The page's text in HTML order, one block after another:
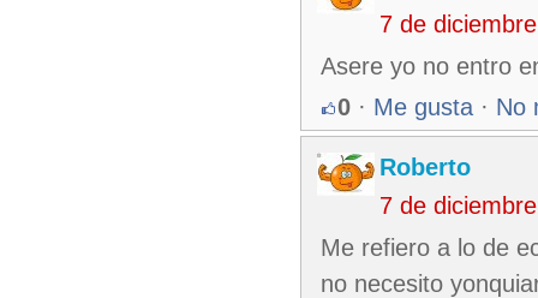
7 de
Asere yo no entro
0 · Me gusta · No
Roberto
7 de
Me refiero a lo de
no necesito